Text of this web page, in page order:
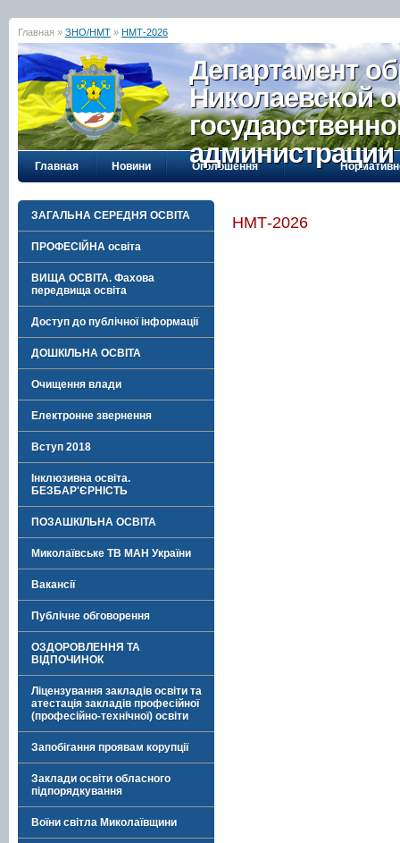
Главная » ЗНО/НМТ » НМТ-2026
Департамент
Николаевской
администрации
Главная Новини Оголошення
ЗАГАЛЬНА СЕРЕДНЯ ОСВІТА
ПРОФЕСІЙНА освіта
ВИЩА ОСВІТА. Фахова
передвища освіта
Доступ до публічної інформації
ДОШКІЛЬНА ОСВІТА
Очищення влади
Електронне звернення
Вступ 2018
Інклюзивна освіта.
БЕЗБАР'ЄРНІСТЬ
ПОЗАШКІЛЬНА ОСВІТА
Миколаївське ТВ МАН України
Вакансії
Публічне обговорення
ОЗДОРОВЛЕННЯ ТА
ВІДПОЧИНОК
Ліцензування закладів освіти та
атестація закладів професійної
(професійно-технічної) освіти
Запобігання проявам корупції
Заклади освіти обласного
підпорядкування
Воїни світла Миколаївщини
НМТ-2026